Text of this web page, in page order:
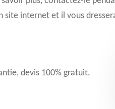
site internet et il vous
devis 100% gratuit.